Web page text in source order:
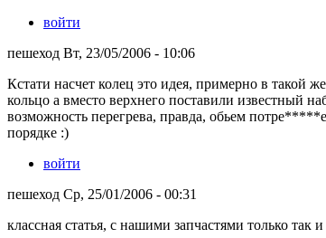
войти
пешеход Вт, 23/05/2006 - 10:06
Кстати насчет колец это идея, примерно в такой
кольцо а вместо верхнего поставили известный
возможность перегрева, правда, обьем
порядке :)
войти
пешеход Ср, 25/01/2006 - 00:31
классная статья, с нашими запчастями только так